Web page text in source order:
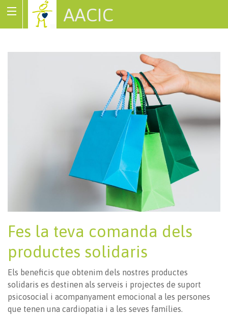
AACIC
Fes la teva comanda dels
productes solidaris
Els beneficis que obtenim dels nostres productes
solidaris es destinen als serveis i projectes de suport
psicosocial i acompanyament emocional a les persones
que tenen una cardiopatia i a les seves famílies.